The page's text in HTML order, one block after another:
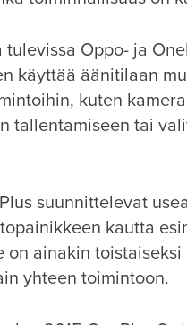
Oppo- ja
käyttää äänitilaan
kuten
tallentamiseen tai
suunnittelevat
kautta
on ainakin
yhteen toimintoon.